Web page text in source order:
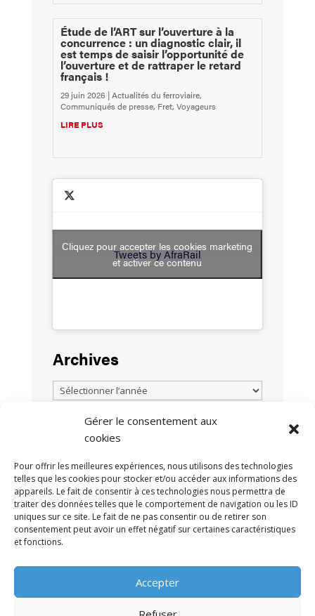
Gérer le consentement aux
cookies
Pour offrir les meilleures expériences, nous utilisons des technologies
telles que les cookies pour stocker et/ou accéder aux informations des
appareils. Le fait de consentir à ces technologies nous permettra de
traiter des données telles que le comportement de navigation ou les ID
uniques sur ce site. Le fait de ne pas consentir ou de retirer son
consentement peut avoir un effet négatif sur certaines caractéristiques
et fonctions.
Accepter
Étude de l’ART sur l’ouverture à la
concurrence : un diagnostic clair, il
est temps de saisir l’opportunité de
l’ouverture et de rattraper le retard
français !
29 juin 2026 |Actualités du ferroviaire,
Communiqués de presse, Fret, Voyageurs
LIRE PLUS
Tweets by AfraRail
Cliquez pour accepter les cookies marketing
et activer ce contenu
Archives
TOUTES LES ACTUALITÉS
MENTIONS LÉGALES•POLITIQUE DE
CONFIDENTIALITÉ•